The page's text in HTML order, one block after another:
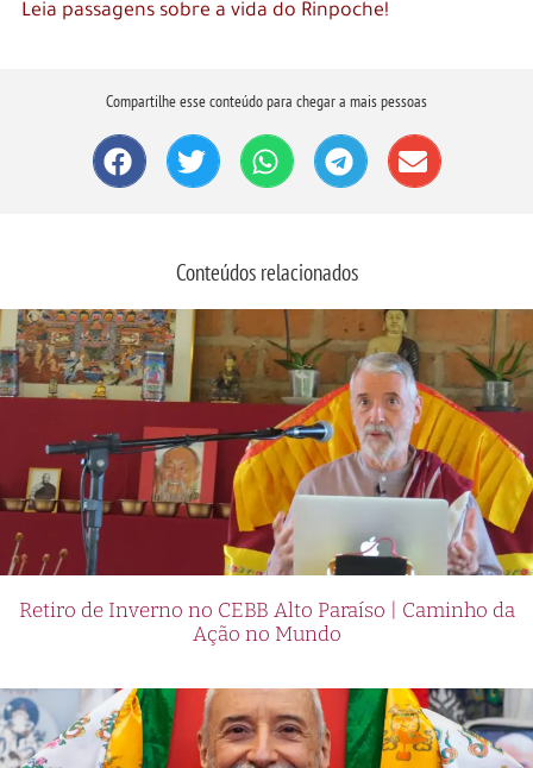
Leia passagens sobre a vida do Rinpoche!
Compartilhe esse conteúdo para chegar a mais pessoas
Conteúdos relacionados
Retiro de Inverno no CEBB Alto Paraíso | Caminho da
Ação no Mundo